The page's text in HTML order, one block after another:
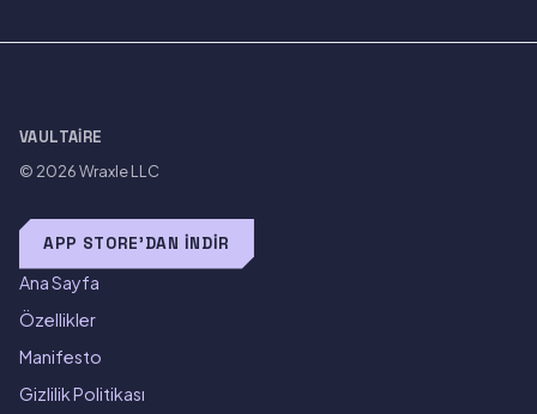
VAULTAIRE
© 2026Wraxle LLC
APP STORE'DAN İNDIR
Ana Sayfa
Özellikler
Manifesto
Gizlilik Politikası